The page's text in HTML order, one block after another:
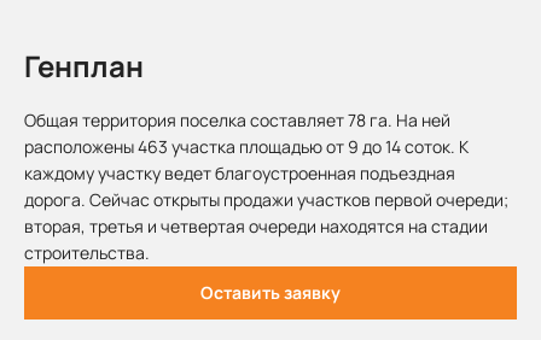
Генплан
Общая территория поселка составляет 78 га. На ней
расположены 463 участка площадью от 9 до 14 соток. К
каждому участку ведет благоустроенная подъездная
дорога. Сейчас открыты продажи участков первой очереди;
вторая, третья и четвертая очереди находятся на стадии
строительства.
Оставить заявку